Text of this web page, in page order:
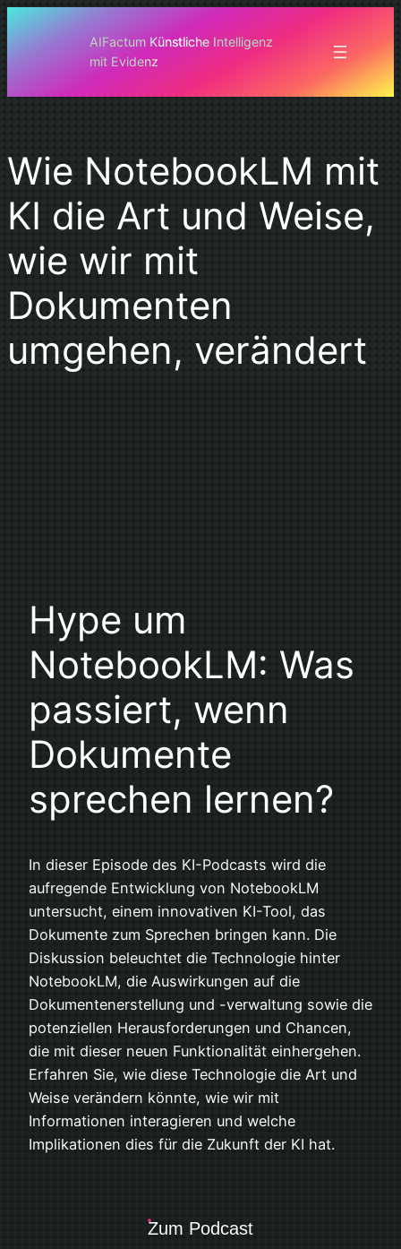
AIFactum Künstliche Intelligenz
mit Evidenz
Wie NotebookLM mit
KI die Art und Weise,
wie wir mit
Dokumenten
umgehen, verändert
Hype um
NotebookLM: Was
passiert, wenn
Dokumente
sprechen lernen?
In dieser Episode des KI-Podcasts wird die
aufregende Entwicklung von NotebookLM
untersucht, einem innovativen KI-Tool, das
Dokumente zum Sprechen bringen kann. Die
Diskussion beleuchtet die Technologie hinter
NotebookLM, die Auswirkungen auf die
Dokumentenerstellung und -verwaltung sowie die
potenziellen Herausforderungen und Chancen,
die mit dieser neuen Funktionalität einhergehen.
Erfahren Sie, wie diese Technologie die Art und
Weise verändern könnte, wie wir mit
Informationen interagieren und welche
Implikationen dies für die Zukunft der KI hat.
Zum Podcast